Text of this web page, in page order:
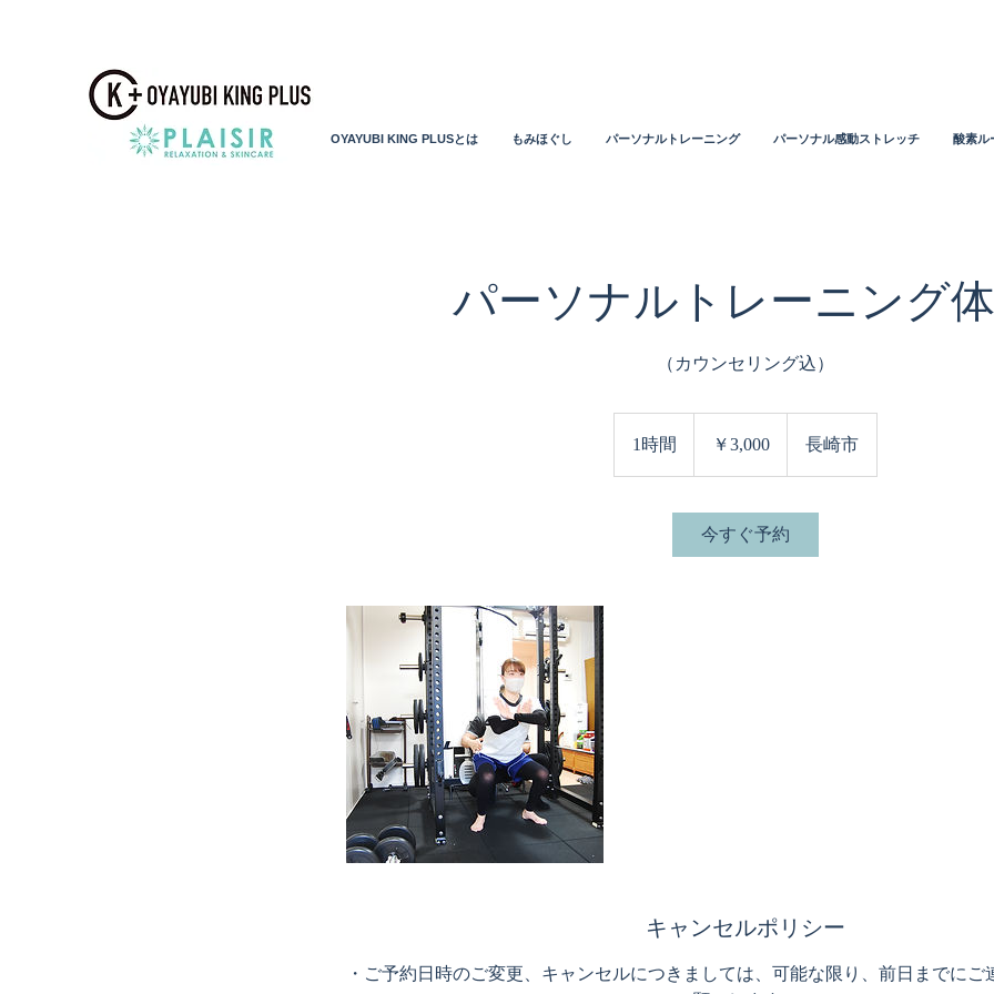
OYAYUBI KING PLUSとは もみほぐし パーソナルトレーニング パーソナル感動ストレッチ 酸素ル
パーソナルトレーニング
（カウンセリング込）
1時間
時
￥3,000 長崎市
今すぐ予約
キャンセルポリシー
・ご予約日時のご変更、キャンセルにつきましては、可能な限り、前日までにご